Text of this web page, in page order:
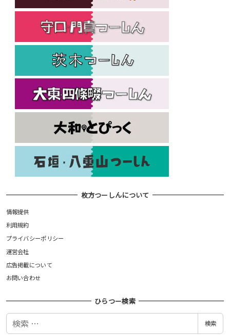
枚方つーしんについて
情報提供
利用規約
プライバシーポリシー
運営会社
広告掲載について
お問い合わせ
ひらつー検索
検
検索